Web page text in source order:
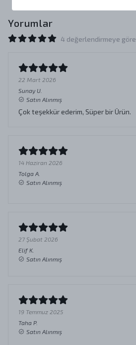
Yorumlar
4 değerlendirmeye göre
22 Mart 2026
Sunay U.
Satın Alınmış
Çok teşekkür ederim, Süper bir Ürün.
14 Haziran 2026
Tolga A.
Satın Alınmış
27 Şubat 2026
Elif K.
Satın Alınmış
19 Temmuz 2025
Taha P.
Satın Alınmış